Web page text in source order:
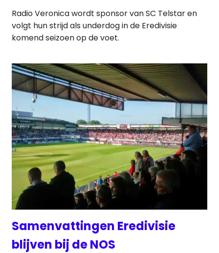
Radio Veronica wordt sponsor van SC Telstar en
volgt hun strijd als underdog in de Eredivisie
komend seizoen op de voet.
Samenvattingen Eredivisie
blijven bij de NOS